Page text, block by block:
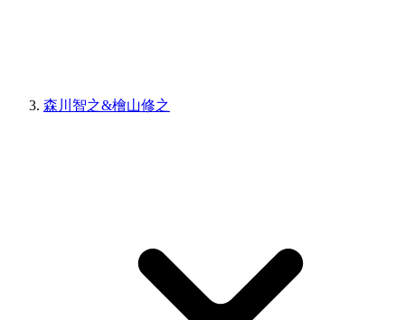
森川智之&檜山修之